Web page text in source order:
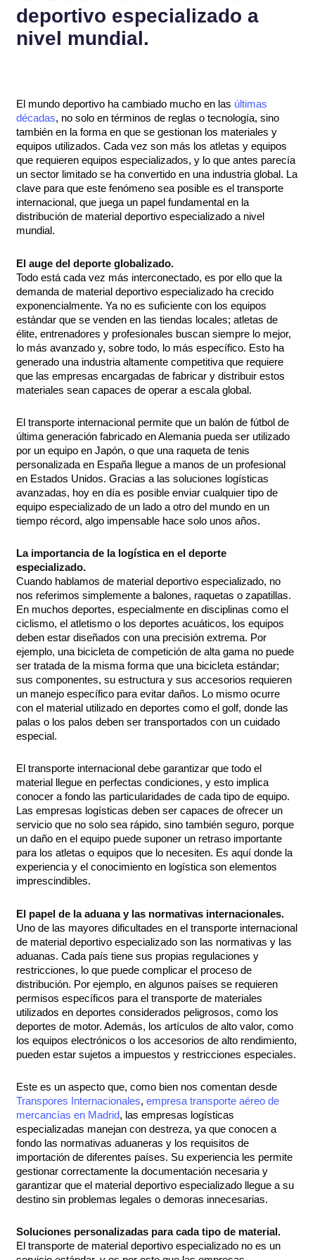
deportivo especializado a
nivel mundial.
El mundo deportivo ha cambiado mucho en las últimas
décadas, no solo en términos de reglas o tecnología, sino
también en la forma en que se gestionan los materiales y
equipos utilizados. Cada vez son más los atletas y equipos
que requieren equipos especializados, y lo que antes parecía
un sector limitado se ha convertido en una industria global. La
clave para que este fenómeno sea posible es el transporte
internacional, que juega un papel fundamental en la
distribución de material deportivo especializado a nivel
mundial.
El auge del deporte globalizado.
Todo está cada vez más interconectado, es por ello que la
demanda de material deportivo especializado ha crecido
exponencialmente. Ya no es suficiente con los equipos
estándar que se venden en las tiendas locales; atletas de
élite, entrenadores y profesionales buscan siempre lo mejor,
lo más avanzado y, sobre todo, lo más específico. Esto ha
generado una industria altamente competitiva que requiere
que las empresas encargadas de fabricar y distribuir estos
materiales sean capaces de operar a escala global.
El transporte internacional permite que un balón de fútbol de
última generación fabricado en Alemania pueda ser utilizado
por un equipo en Japón, o que una raqueta de tenis
personalizada en España llegue a manos de un profesional
en Estados Unidos. Gracias a las soluciones logísticas
avanzadas, hoy en día es posible enviar cualquier tipo de
equipo especializado de un lado a otro del mundo en un
tiempo récord, algo impensable hace solo unos años.
La importancia de la logística en el deporte
especializado.
Cuando hablamos de material deportivo especializado, no
nos referimos simplemente a balones, raquetas o zapatillas.
En muchos deportes, especialmente en disciplinas como el
ciclismo, el atletismo o los deportes acuáticos, los equipos
deben estar diseñados con una precisión extrema. Por
ejemplo, una bicicleta de competición de alta gama no puede
ser tratada de la misma forma que una bicicleta estándar;
sus componentes, su estructura y sus accesorios requieren
un manejo específico para evitar daños. Lo mismo ocurre
con el material utilizado en deportes como el golf, donde las
palas o los palos deben ser transportados con un cuidado
especial.
El transporte internacional debe garantizar que todo el
material llegue en perfectas condiciones, y esto implica
conocer a fondo las particularidades de cada tipo de equipo.
Las empresas logísticas deben ser capaces de ofrecer un
servicio que no solo sea rápido, sino también seguro, porque
un daño en el equipo puede suponer un retraso importante
para los atletas o equipos que lo necesiten. Es aquí donde la
experiencia y el conocimiento en logística son elementos
imprescindibles.
El papel de la aduana y las normativas internacionales.
Uno de las mayores dificultades en el transporte internacional
de material deportivo especializado son las normativas y las
aduanas. Cada país tiene sus propias regulaciones y
restricciones, lo que puede complicar el proceso de
distribución. Por ejemplo, en algunos países se requieren
permisos específicos para el transporte de materiales
utilizados en deportes considerados peligrosos, como los
deportes de motor. Además, los artículos de alto valor, como
los equipos electrónicos o los accesorios de alto rendimiento,
pueden estar sujetos a impuestos y restricciones especiales.
Este es un aspecto que, como bien nos comentan desde
Transpores Internacionales,empresa transporte aéreo de
mercancías en Madrid, las empresas logísticas
especializadas manejan con destreza, ya que conocen a
fondo las normativas aduaneras y los requisitos de
importación de diferentes países. Su experiencia les permite
gestionar correctamente la documentación necesaria y
garantizar que el material deportivo especializado llegue a su
destino sin problemas legales o demoras innecesarias.
Soluciones personalizadas para cada tipo de material.
El transporte de material deportivo especializado no es un